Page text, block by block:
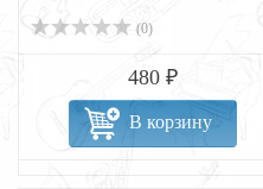
(0)
480 ₽
В корзину